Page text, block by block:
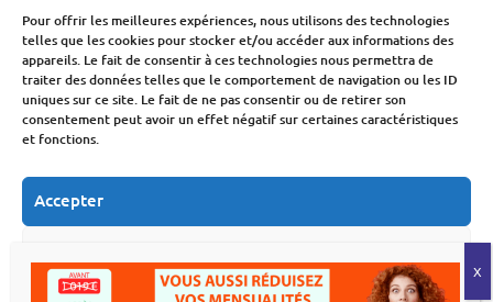
Pour offrir les meilleures expériences, nous utilisons des technologies
telles que les cookies pour stocker et/ou accéder aux informations des
appareils. Le fait de consentir à ces technologies nous permettra de
traiter des données telles que le comportement de navigation ou les ID
uniques sur ce site. Le fait de ne pas consentir ou de retirer son
consentement peut avoir un effet négatif sur certaines caractéristiques
et fonctions.
Accepter
Économie Immobilier
Déménagement : le
crise
Fabien Monvoisin
Budget Économie
après la baisse des aides
Fabien Monvoisin